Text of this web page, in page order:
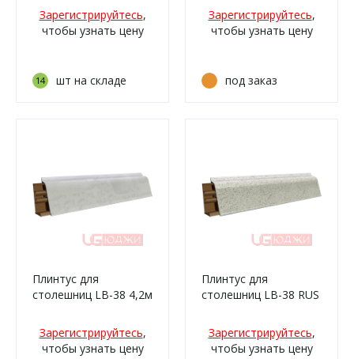
Зарегистрируйтесь,
чтобы узнать цену
14 шт на складе
бежевый (338)
Зарегистрируйтесь,
чтобы узнать цену
под заказ
Плинтус для
столешниц LB-38 4,2м
(905м, 905г/476)
Зарегистрируйтесь,
чтобы узнать цену
Плинтус для
столешниц LB-38 RUS
(4040м/210)
Зарегистрируйтесь,
чтобы узнать цену